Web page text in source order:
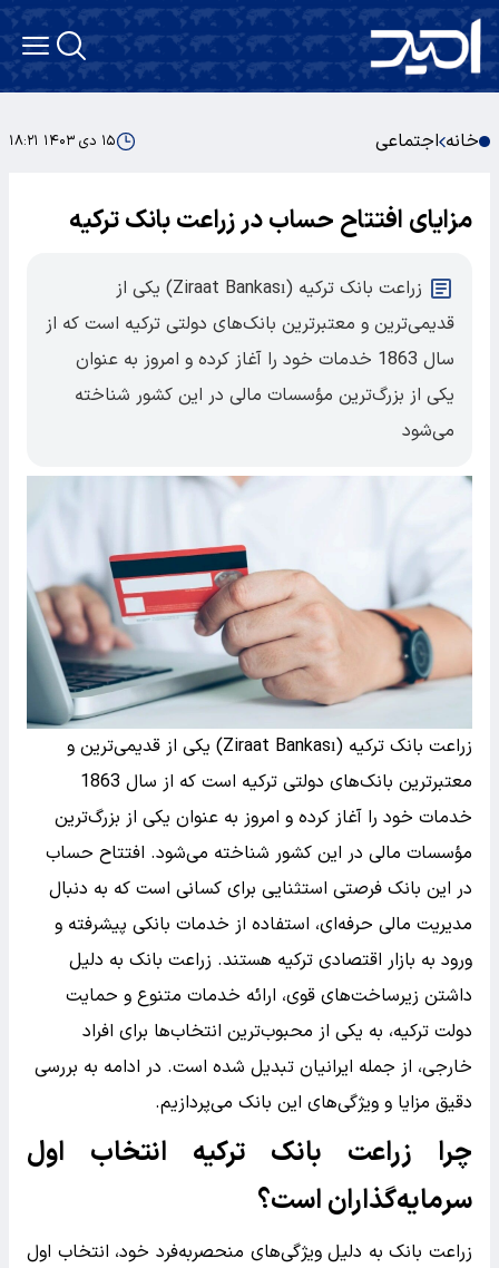
خانه اجتماعی ۱۵ دی ۱۴۰۳ ۱۸:۲۱
مزایای افتتاح حساب در زراعت بانک ترکیه
زراعت بانک ترکیه (Ziraat Bankası) یکی از
قدیمی‌ترین و معتبرترین بانک‌های دولتی ترکیه است که از
سال 1863 خدمات خود را آغاز کرده و امروز به عنوان
یکی از بزرگ‌ترین مؤسسات مالی در این کشور شناخته
می‌شود
زراعت بانک ترکیه (Ziraat Bankası) یکی از قدیمی‌ترین و
معتبرترین بانک‌های دولتی ترکیه است که از سال 1863
خدمات خود را آغاز کرده و امروز به عنوان یکی از بزرگ‌ترین
مؤسسات مالی در این کشور شناخته می‌شود. افتتاح حساب
در این بانک فرصتی استثنایی برای کسانی است که به دنبال
مدیریت مالی حرفه‌ای، استفاده از خدمات بانکی پیشرفته و
ورود به بازار اقتصادی ترکیه هستند. زراعت بانک به دلیل
داشتن زیرساخت‌های قوی، ارائه خدمات متنوع و حمایت
دولت ترکیه، به یکی از محبوب‌ترین انتخاب‌ها برای افراد
خارجی، از جمله ایرانیان تبدیل شده است. در ادامه به بررسی
دقیق مزایا و ویژگی‌های این بانک می‌پردازیم.
چرا زراعت بانک ترکیه انتخاب اول
سرمایه‌گذاران است؟
زراعت بانک به دلیل ویژگی‌های منحصر‌به‌فرد خود، انتخاب اول